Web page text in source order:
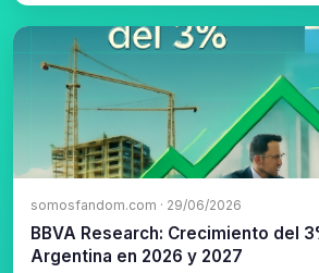
somosfandom.com · 29/06/2026
BBVA Research: Crecimiento del
Argentina en 2026 y 2027